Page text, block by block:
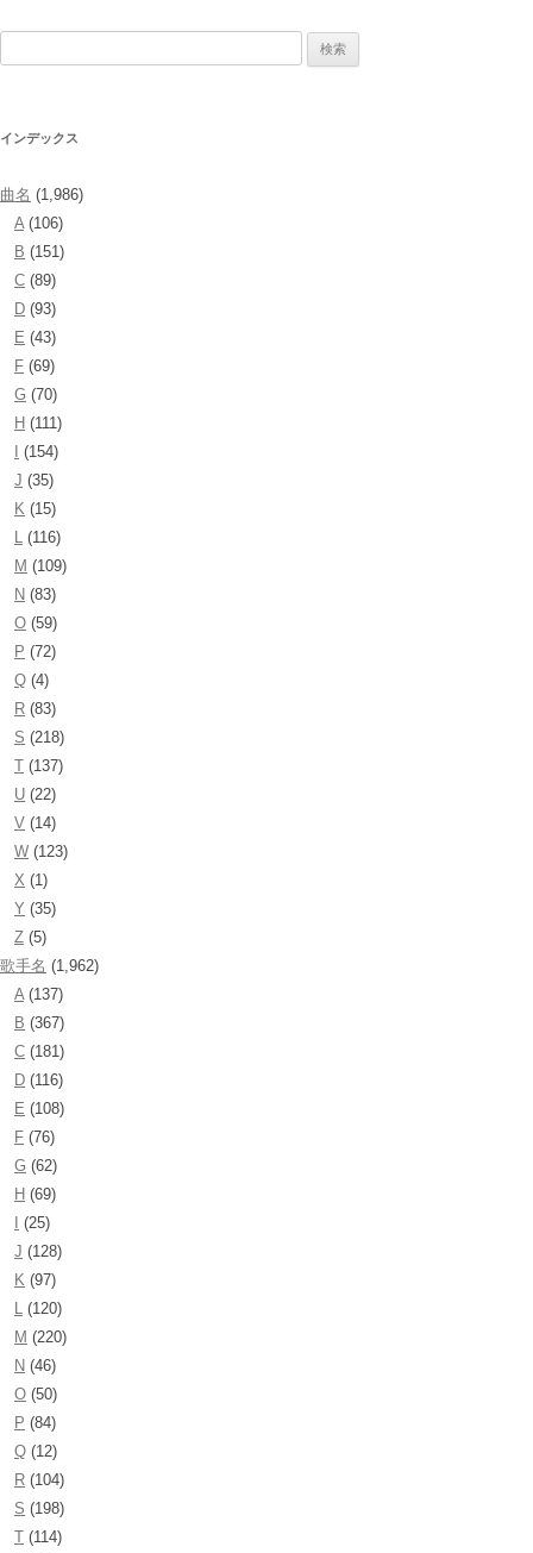
インデックス
曲名 (1,986)
A(106)
B (151)
C (89)
D (93)
E (43)
F (69)
G (70)
H (111)
(154)
J (35)
K (15)
L (116)
M (109)
N (83)
O (59)
P (72)
Q (4)
R (83)
S (218)
T (137)
U (22)
V (14)
W (123)
X (1)
Y (35)
Z (5)
歌手名 (1,962)
A(137)
B (367)
C (181)
D (116)
E (108)
F (76)
G (62)
H (69)
(25)
J (128)
K (97)
L (120)
M (220)
N (46)
O (50)
P (84)
Q (12)
R (104)
S (198)
T (114)